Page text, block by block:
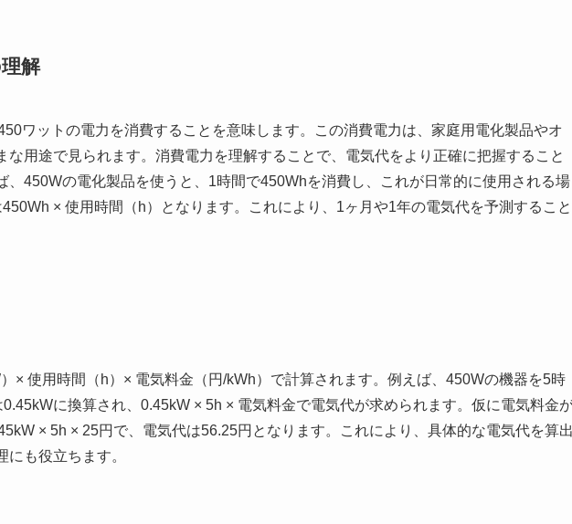
解
ワットの電力を消費することを意味します。この消費電力は、家庭用電化製品やオ
な用途で見られます。消費電力を理解することで、電気代をより正確に把握すること
、450Wの電化製品を使うと、1時間で450Whを消費し、これが日常的に使用される場
× 使用時間（h）となります。これにより、1ヶ月や1年の電気代を予測すること
× 使用時間（h）× 電気料金（円/kWh）で計算されます。例えば、450Wの機器を5時
に換算され、0.45kW × 5h × 電気料金で電気代が求められます。仮に電気料金
× 5h × 25円で、電気代は56.25円となります。これにより、具体的な電気代を算
も役立ちます。